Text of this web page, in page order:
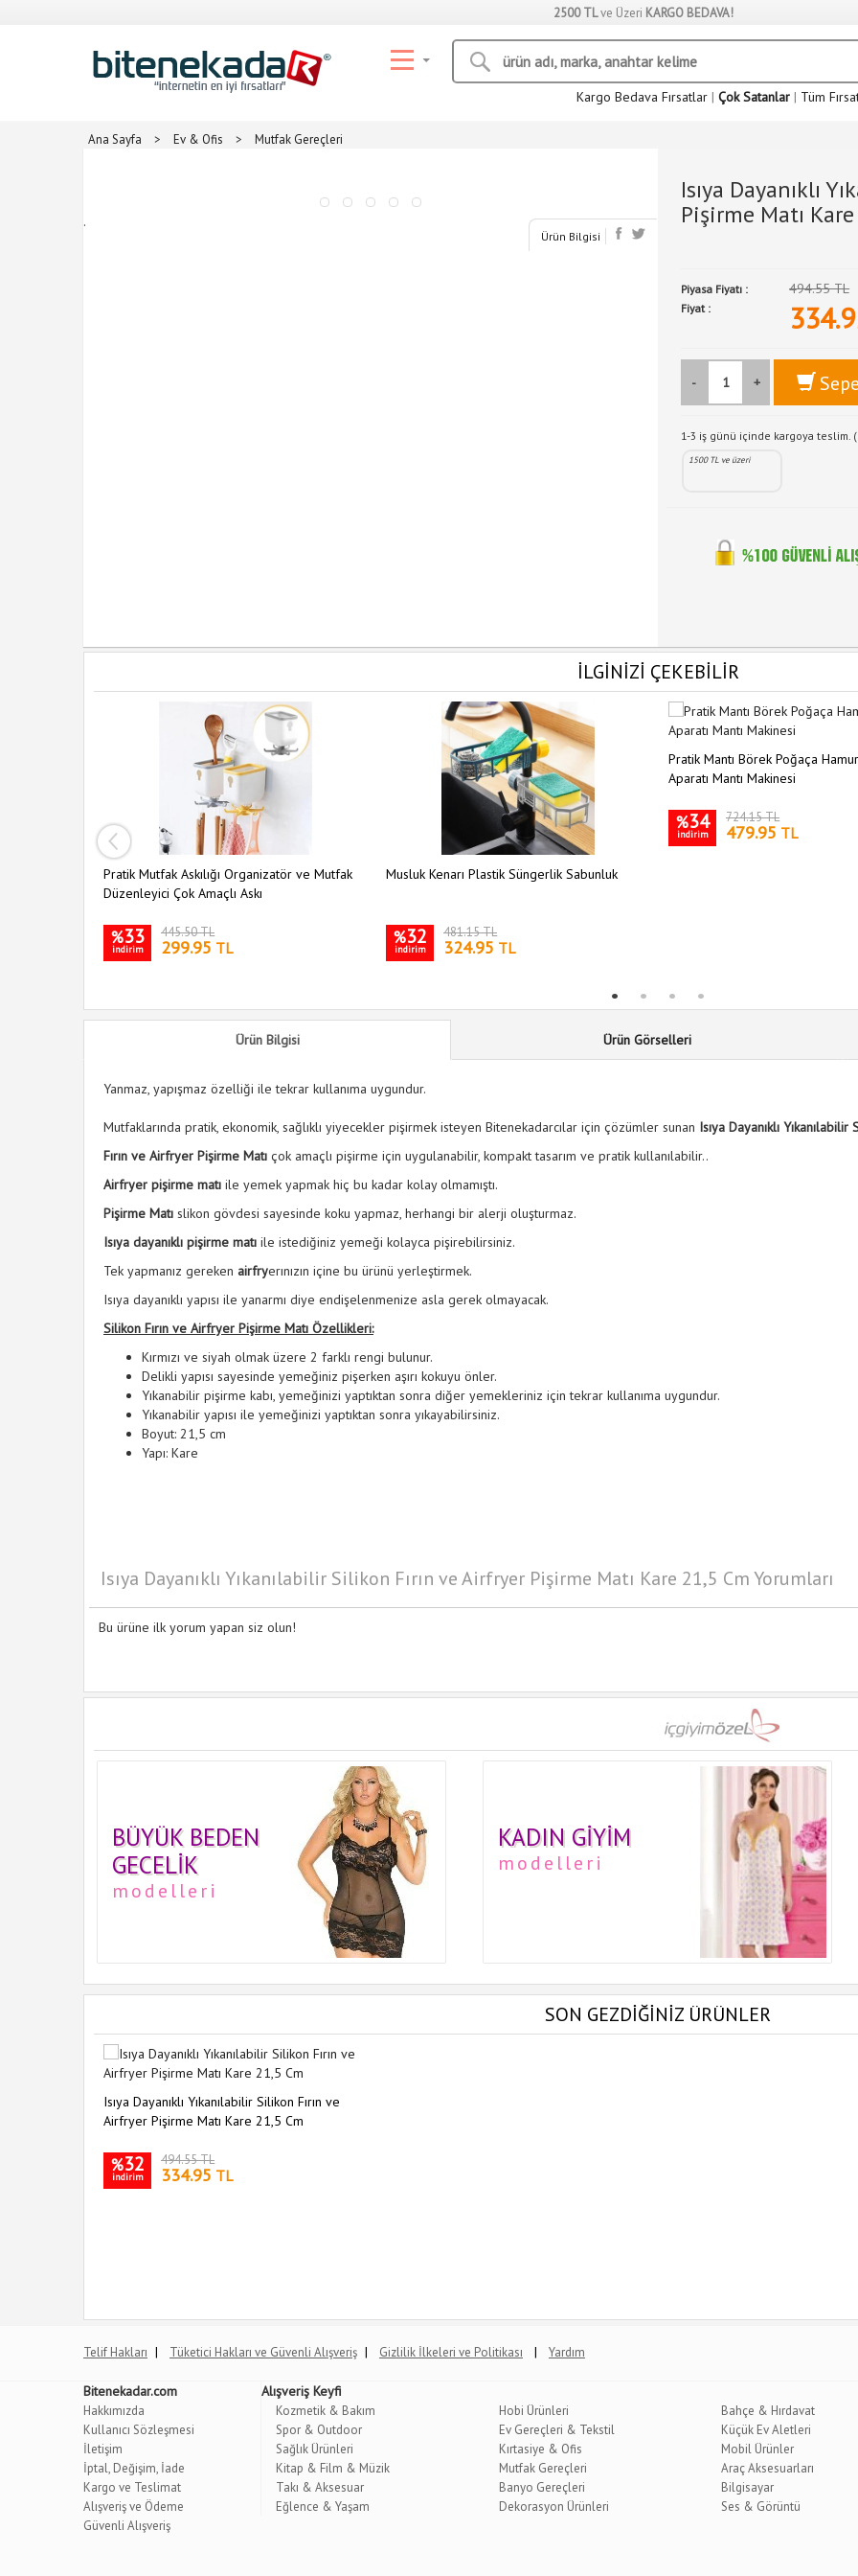
2500 TLve Üzeri KARGO BEDAVA!
Kargo Bedava Fırsatlar | Çok Satanlar | Tüm
Ana Sayfa > Ev & Ofis > Mutfak Gereçleri
.
Ürün Bilgisi
Isıya Dayanıklı
Pişirme Matı
Piyasa Fiyatı : 494.55 TL
Fiyat :
- +
1-3 iş günü içinde kargoya teslim.
1500 TL ve üzeri
İLGİNİZİ ÇEKEBİLİR
Pratik Mutfak Askılığı Organizatör ve Mutfak
Düzenleyici Çok Amaçlı Askı
%33
indirim
445.50 TL
299.95 TL
Musluk Kenarı Plastik Süngerlik Sabunluk
%32
indirim
481.15 TL
324.95 TL
Pratik Mantı Börek Poğaça
Aparatı Mantı Makinesi
%34
indirim
724.15 TL
479.95 TL
Ürün Bilgisi Ürün Görselleri
Yanmaz, yapışmaz özelliği ile tekrar kullanıma uygundur.
Mutfaklarında pratik, ekonomik, sağlıklı yiyecekler pişirmek isteyen Bitenekadarcılar için çözümler sunan Isıya Dayanıklı
Fırın ve Airfryer Pişirme Matı çok amaçlı pişirme için uygulanabilir, kompakt tasarım ve pratik kullanılabilir..
Airfryer pişirme matı ile yemek yapmak hiç bu kadar kolay olmamıştı.
Pişirme Matı slikon gövdesi sayesinde koku yapmaz, herhangi bir alerji oluşturmaz.
Isıya dayanıklı pişirme matı ile istediğiniz yemeği kolayca pişirebilirsiniz.
Tek yapmanız gereken airfryerınızın içine bu ürünü yerleştirmek.
Isıya dayanıklı yapısı ile yanarmı diye endişelenmenize asla gerek olmayacak.
Silikon Fırın ve Airfryer Pişirme Matı Özellikleri:
Kırmızı ve siyah olmak üzere 2 farklı rengi bulunur.
Delikli yapısı sayesinde yemeğiniz pişerken aşırı kokuyu önler.
Yıkanabilir pişirme kabı, yemeğinizi yaptıktan sonra diğer yemekleriniz için tekrar kullanıma uygundur.
Yıkanabilir yapısı ile yemeğinizi yaptıktan sonra yıkayabilirsiniz.
Boyut: 21,5 cm
Yapı: Kare
Isıya Dayanıklı Yıkanılabilir Silikon Fırın ve Airfryer Pişirme Matı Kare 21,5 Cm Yorumları
Bu ürüne ilk yorum yapan siz olun!
BÜYÜK BEDEN
GECELIK
modelleri
KADIN GIYIM
modelleri
SON GEZDİĞİNİZ ÜRÜNLER
Isıya Dayanıklı Yıkanılabilir Silikon Fırın ve
Airfryer Pişirme Matı Kare 21,5 Cm
%32
indirim
494.55 TL
334.95 TL
Telif Hakları | Tüketici Hakları ve Güvenli Alışveriş | Gizlilik İlkeleri ve Politikası | Yardım
Bitenekadar.com
Hakkımızda
Kullanıcı Sözleşmesi
İletişim
İptal, Değişim, İade
Kargo ve Teslimat
Alışveriş ve Ödeme
Güvenli Alışveriş
Alışveriş Keyfi
Kozmetik & Bakım
Spor & Outdoor
Sağlık Ürünleri
Kitap & Film & Müzik
Takı & Aksesuar
Eğlence & Yaşam
Hobi Ürünleri
Ev Gereçleri & Tekstil
Kırtasiye & Ofis
Mutfak Gereçleri
Banyo Gereçleri
Dekorasyon Ürünleri
Bahçe & Hırdavat
Küçük Ev Aletleri
Mobil Ürünler
Araç Aksesuarları
Bilgisayar
Ses & Görüntü